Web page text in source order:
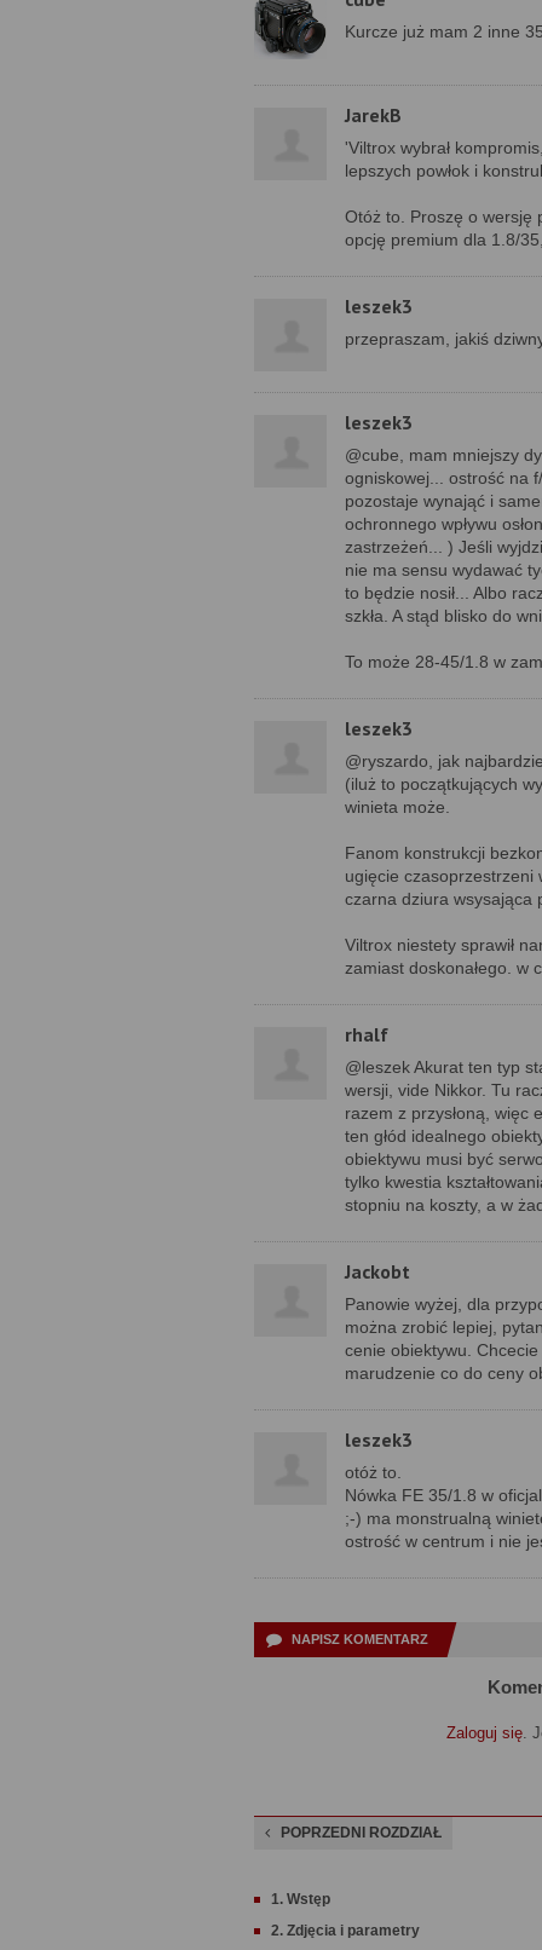
Kurcze już mam 2 inne
JarekB
'Viltrox wybrał
lepszych powłok i
Otóż to. Proszę o wersję
opcję premium dla 1.8/
leszek3
przepraszam, jakiś
leszek3
@cube, mam mniejszy
ogniskowej... ostrość na
pozostaje wynająć i
ochronnego wpływu
zastrzeżeń... ) Jeśli
nie ma sensu wydawać
to będzie nosił... Albo
szkła. A stąd blisko do
To może 28-45/1.8 w
leszek3
@ryszardo, jak
(iluż to początkujących
winieta może.
Fanom konstrukcji
ugięcie czasoprzestrzeni
czarna dziura wsysająca
Viltrox niestety sprawił
zamiast doskonałego. w
rhalf
@leszek Akurat ten typ
wersji, vide Nikkor. Tu
razem z przysłoną, więc
ten głód idealnego
obiektywu musi być
tylko kwestia
stopniu na koszty, a w
Jackobt
Panowie wyżej, dla
można zrobić lepiej,
cenie obiektywu.
marudzenie co do ceny
leszek3
otóż to.
Nówka FE 35/1.8 w
;-) ma monstrualną
ostrość w centrum i nie
NAPISZ KOMENTARZ
Zaloguj się.
POPRZEDNI ROZDZIAŁ
1. Wstęp
2. Zdjęcia i parametry